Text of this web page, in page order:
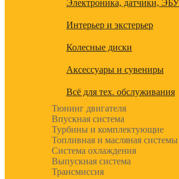
Электроника, датчики, ЭБУ
Интерьер и экстерьер
Колесные диски
Аксессуары и сувениры
Всё для тех. обслуживания
Тюнинг двигателя
Впускная система
Турбины и комплектующие
Топливная и масляная системы
Система охлаждения
Выпускная система
Трансмиссия